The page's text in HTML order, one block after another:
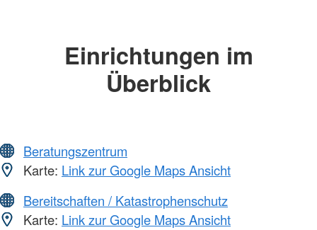
Einrichtungen im
Überblick
Beratungszentrum
Karte: Link zur Google Maps Ansicht
Bereitschaften / Katastrophenschutz
Karte: Link zur Google Maps Ansicht